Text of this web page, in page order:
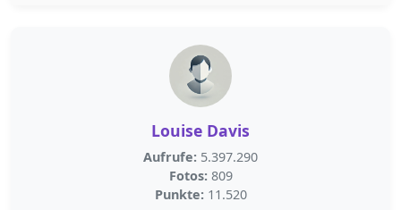
Louise Davis
Aufrufe: 5.397.290
Fotos: 809
Punkte: 11.520